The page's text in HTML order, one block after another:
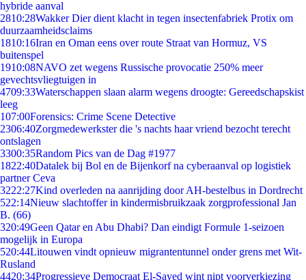
hybride aanval
2810:28Wakker Dier dient klacht in tegen insectenfabriek Protix om
duurzaamheidsclaims
1810:16Iran en Oman eens over route Straat van Hormuz, VS
buitenspel
1910:08NAVO zet wegens Russische provocatie 250% meer
gevechtsvliegtuigen in
4709:33Waterschappen slaan alarm wegens droogte: Gereedschapskist
leeg
107:00Forensics: Crime Scene Detective
2306:40Zorgmedewerkster die 's nachts haar vriend bezocht terecht
ontslagen
3300:35Random Pics van de Dag #1977
1822:40Datalek bij Bol en de Bijenkorf na cyberaanval op logistiek
partner Ceva
3222:27Kind overleden na aanrijding door AH-bestelbus in Dordrecht
522:14Nieuw slachtoffer in kindermisbruikzaak zorgprofessional Jan
B. (66)
320:49Geen Qatar en Abu Dhabi? Dan eindigt Formule 1-seizoen
mogelijk in Europa
520:44Litouwen vindt opnieuw migrantentunnel onder grens met Wit-
Rusland
4420:34Progressieve Democraat El-Sayed wint nipt voorverkiezing